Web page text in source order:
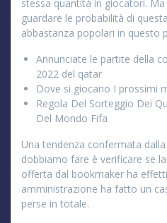
stessa quantità in giocatori.
guardare le probabilità di
abbastanza popolari in questo
Annunciate le partite della
2022 del qatar
Dove si giocano I prossimi
Regola Del Sorteggio Dei
Del Mondo Fifa
Una tendenza confermata
dobbiamo fare è verificare se
offerta dal bookmaker ha
amministrazione ha fatto un
perse in totale.